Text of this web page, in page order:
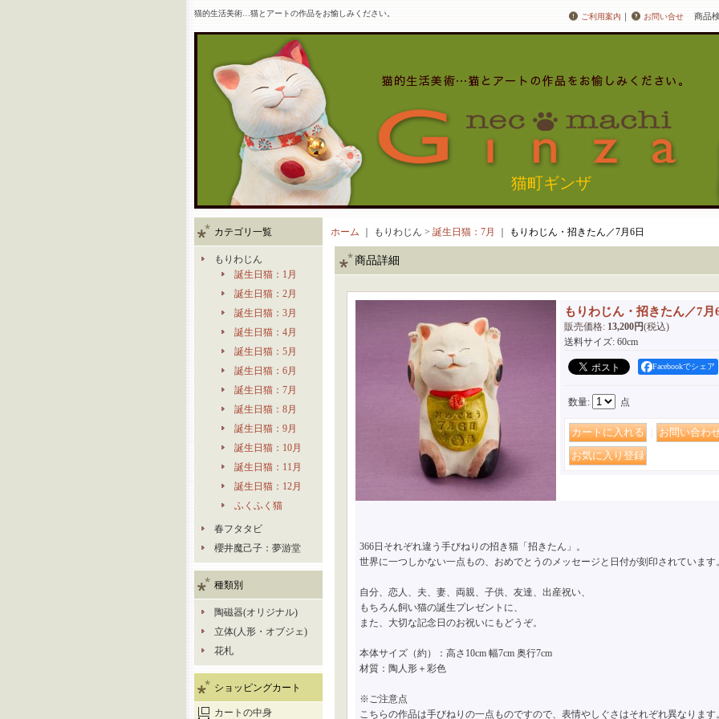
猫的生活美術…猫とアートの作品をお愉しみください。
猫町ギンザ
ご利用案内 ｜ お問い合せ 商品
カテゴリ一覧
もりわじん
誕生日猫：1月
誕生日猫：2月
誕生日猫：3月
誕生日猫：4月
誕生日猫：5月
誕生日猫：6月
誕生日猫：7月
誕生日猫：8月
誕生日猫：9月
誕生日猫：10月
誕生日猫：11月
誕生日猫：12月
ふくふく猫
春フタタビ
櫻井魔己子：夢游堂
種類別
陶磁器(オリジナル)
立体(人形・オブジェ)
花札
ショッピングカート
カートの中身
ホーム ｜ もりわじん > 誕生日猫：7月 もりわじん・招きたん／7月6日
商品詳細
もりわじん・招きたん／7月
販売価格: 13,200円(税込)
送料サイズ: 60cm
Facebookでシェア
数量: 点
366日それぞれ違う手びねりの招き猫「招きたん」。
世界に一つしかない一点もの、おめでとうのメッセージと日付が刻印されています
自分、恋人、夫、妻、両親、子供、友達、出産祝い、
もちろん飼い猫の誕生プレゼントに、
また、大切な記念日のお祝いにもどうぞ。
本体サイズ（約）：高さ10cm 幅7cm 奥行7cm
材質：陶人形＋彩色
※ご注意点
こちらの作品は手びねりの一点ものですので、表情やしぐさはそれぞれ異なります